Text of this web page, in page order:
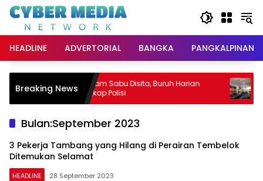
Langsung
konten
HEADLINE
ADVERTORIAL BANGKA PANGKALPINANG
Breaking News9,45 Gram Sabu Disita, Buruh Harian
Ditangkap Polisi
Bulan:September 2023
3 Pekerja Tambang yang Hilang di Perairan Tembelok
Ditemukan Selamat
HEADLINE 28 September 2023